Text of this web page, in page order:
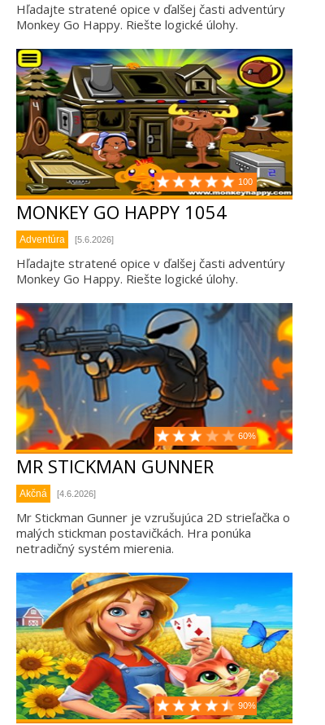
Hľadajte stratené opice v ďalšej časti adventúry
Monkey Go Happy. Riešte logické úlohy.
100
MONKEY GO HAPPY 1054
Adventúra [5.6.2026]
Hľadajte stratené opice v ďalšej časti adventúry
Monkey Go Happy. Riešte logické úlohy.
60%
MR STICKMAN GUNNER
Akčná [4.6.2026]
Mr Stickman Gunner je vzrušujúca 2D strieľačka o
malých stickman postavičkách. Hra ponúka
netradičný systém mierenia.
90%